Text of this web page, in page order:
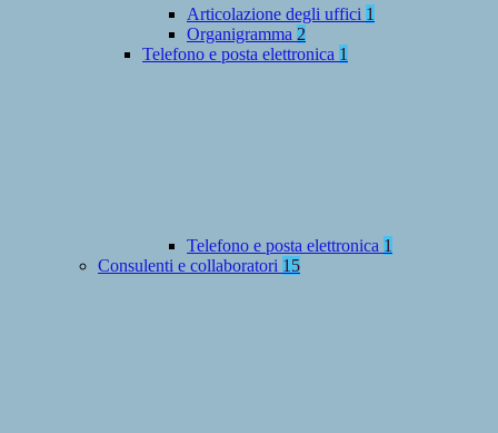
Articolazione degli uffici 1
Organigramma 2
Telefono e posta elettronica 1
Telefono e posta elettronica 1
Consulenti e collaboratori 15